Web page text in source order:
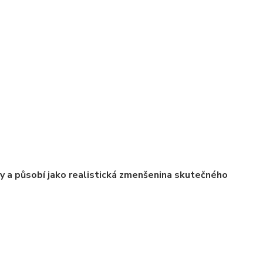
a působí jako realistická zmenšenina skutečného